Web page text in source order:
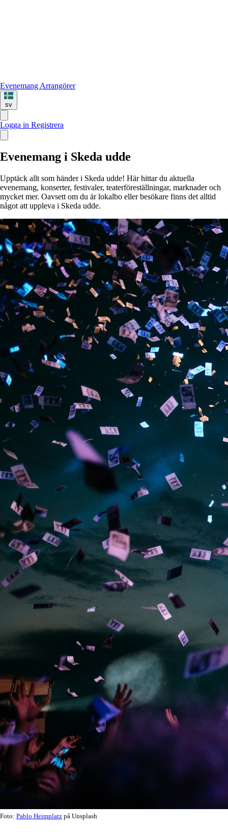
Evenemang Arrangörer
sv
Logga in Registrera
Evenemang i Skeda udde
Upptäck allt som händer i Skeda udde! Här hittar du aktuella
evenemang, konserter, festivaler, teaterföreställningar, marknader och
mycket mer. Oavsett om du är lokalbo eller besökare finns det alltid
något att uppleva i Skeda udde.
Foto: Pablo Heimplatz på Unsplash